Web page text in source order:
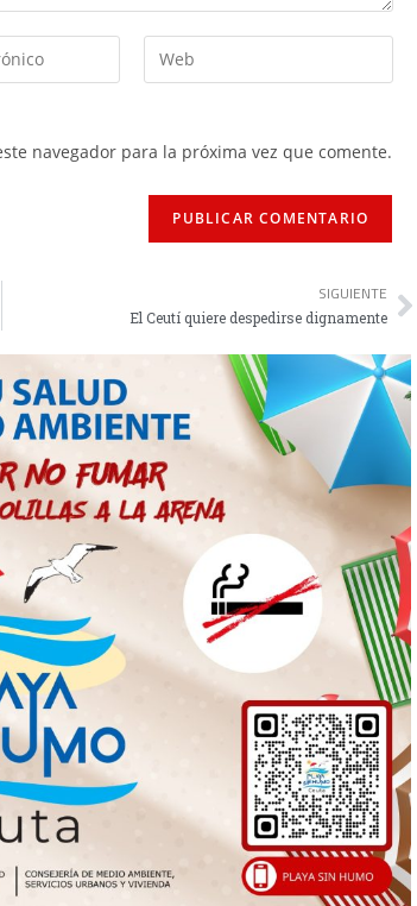
navegador para la próxima vez que comente.
SIGUIENTE
El Ceutí quiere despedirse dignamente